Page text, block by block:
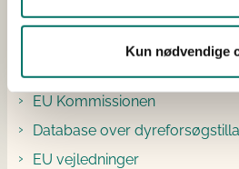
Kun nødvendige
EU Kommissionen
EU Kommissionen
Database over
EU vejledninger